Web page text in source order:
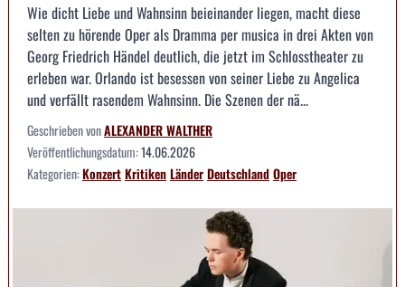
Wie dicht Liebe und Wahnsinn beieinander liegen, macht diese
selten zu hörende Oper als Dramma per musica in drei Akten von
Georg Friedrich Händel deutlich, die jetzt im Schlosstheater zu
erleben war. Orlando ist besessen von seiner Liebe zu Angelica
und verfällt rasendem Wahnsinn. Die Szenen der nä...
Geschrieben vonALEXANDER WALTHER
Veröffentlichungsdatum:14.06.2026
Kategorien:KonzertKritikenLänderDeutschlandOper